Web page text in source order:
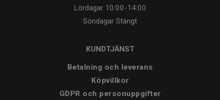
Lördagar 10:00-14:00
Söndagar Stängt
KUNDTJÄNST
Betalning och leverans
Köpvillkor
GDPR och personuppgifter